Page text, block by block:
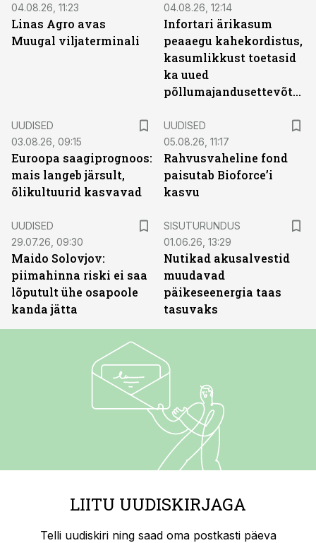
04.08.26, 11:23
Linas Agro avas
Muugal viljaterminali
04.08.26, 12:14
Infortari ärikasum
peaaegu kahekordistus,
kasumlikkust toetasid
ka uued
põllumajandusettevõtted
UUDISED
03.08.26, 09:15
Euroopa saagiprognoos:
mais langeb järsult,
õlikultuurid kasvavad
UUDISED
05.08.26, 11:17
Rahvusvaheline fond
paisutab Bioforce’i
kasvu
UUDISED
29.07.26, 09:30
Maido Solovjov:
piimahinna riski ei saa
lõputult ühe osapoole
kanda jätta
SISUTURUNDUS
01.06.26, 13:29
Nutikad akusalvestid
muudavad
päikeseenergia taas
tasuvaks
LIITU UUDISKIRJAGA
Telli uudiskiri ning saad oma postkasti päeva